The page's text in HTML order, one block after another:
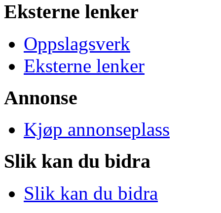
Eksterne lenker
Oppslagsverk
Eksterne lenker
Annonse
Kjøp annonseplass
Slik kan du bidra
Slik kan du bidra